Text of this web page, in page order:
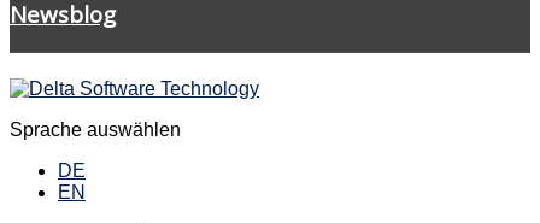
Newsblog
Sprache auswählen
DE
EN